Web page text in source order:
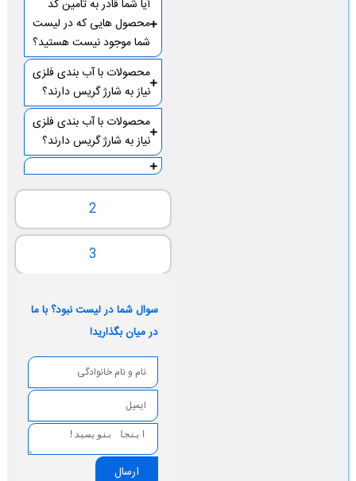
2
3
آیا شما قادر به تامین کد
محصول هایی که در لیست
شما موجود نیست هستید؟
محصولات با آب بندی فلزی
نیاز به شارژ گریس دارند؟
محصولات با آب بندی فلزی
نیاز به شارژ گریس دارند؟
سوال شما در لیست نبود؟ با ما
در میان بگذارید!
ارسال